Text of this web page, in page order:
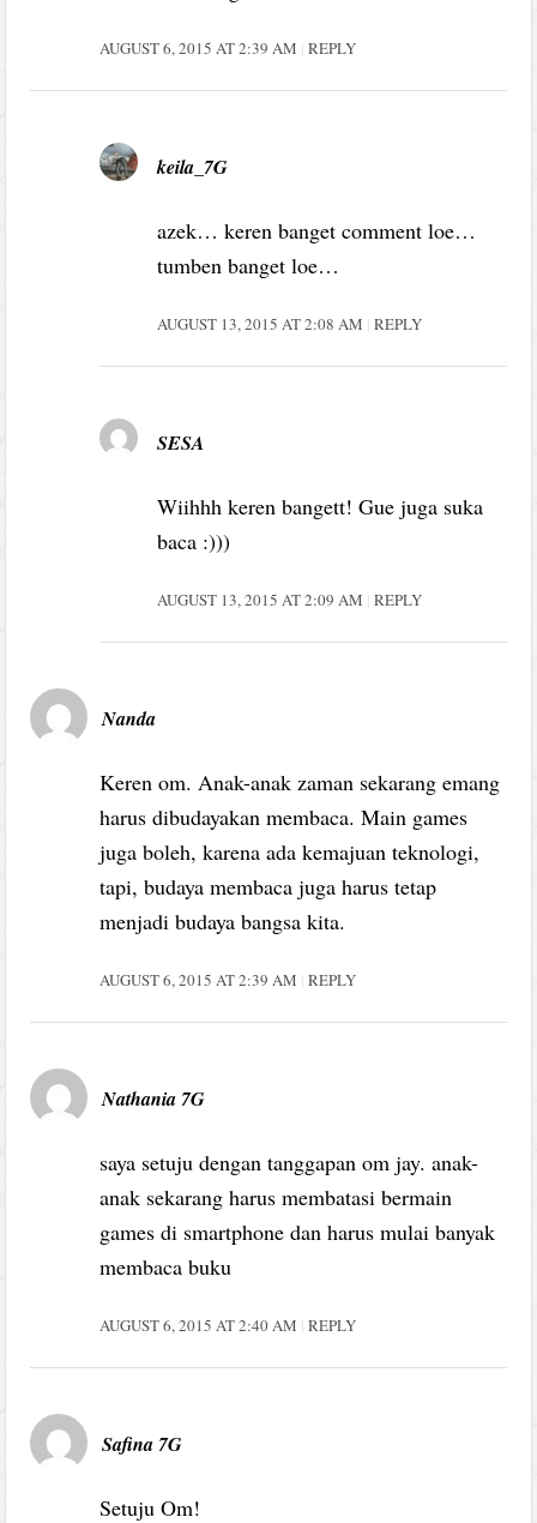
AUGUST 6, 2015 AT 2:39 AM REPLY
keila_7G
azek… keren banget comment loe…
tumben banget loe…
AUGUST 13, 2015 AT 2:08 AM REPLY
SESA
Wiihhh keren bangett! Gue juga suka
baca :)))
AUGUST 13, 2015 AT 2:09 AM REPLY
Nanda
Keren om. Anak-anak zaman sekarang emang
harus dibudayakan membaca. Main games
juga boleh, karena ada kemajuan teknologi,
tapi, budaya membaca juga harus tetap
menjadi budaya bangsa kita.
AUGUST 6, 2015 AT 2:39 AM REPLY
Nathania 7G
saya setuju dengan tanggapan om jay. anak-
anak sekarang harus membatasi bermain
games di smartphone dan harus mulai banyak
membaca buku
AUGUST 6, 2015 AT 2:40 AM REPLY
Safina 7G
Setuju Om!